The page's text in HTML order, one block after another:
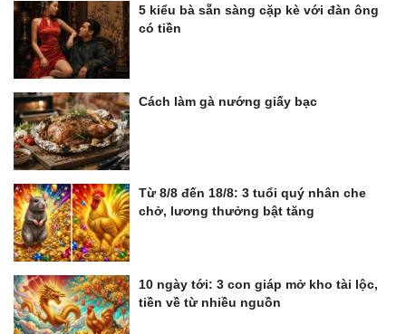
5 kiểu bà sẵn sàng cặp kè với đàn ông
có tiền
Cách làm gà nướng giấy bạc
Từ 8/8 đến 18/8: 3 tuổi quý nhân che
chở, lương thưởng bật tăng
10 ngày tới: 3 con giáp mở kho tài lộc,
tiền về từ nhiều nguồn